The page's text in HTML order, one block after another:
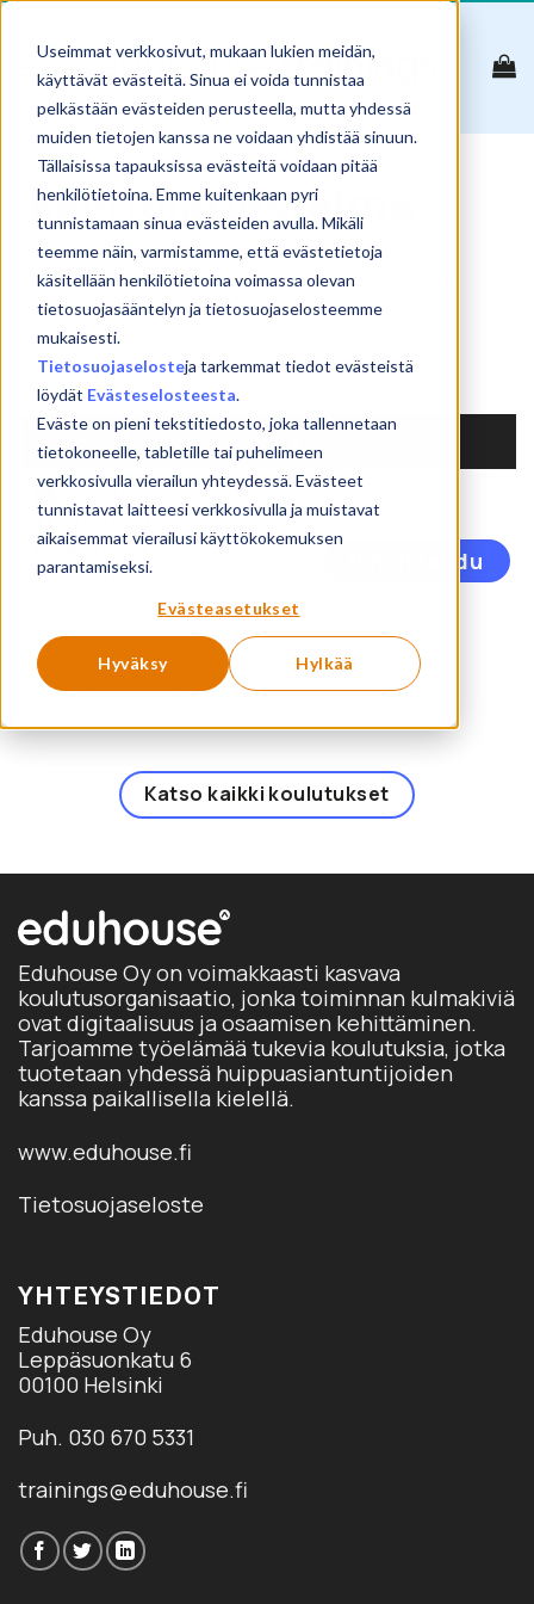
Useimmat verkkosivut, mukaan lukien meidän,
käyttävät evästeitä. Sinua ei voida tunnistaa
pelkästään evästeiden perusteella, mutta yhdessä
muiden tietojen kanssa ne voidaan yhdistää sinuun.
Tällaisissa tapauksissa evästeitä voidaan pitää
henkilötietoina. Emme kuitenkaan pyri
tunnistamaan sinua evästeiden avulla. Mikäli
teemme näin, varmistamme, että evästetietoja
käsitellään henkilötietoina voimassa olevan
tietosuojasääntelyn ja tietosuojaselosteemme
mukaisesti.
Tietosuojaselosteja tarkemmat tiedot evästeistä
löydät Evästeselosteesta.
Eväste on pieni tekstitiedosto, joka tallennetaan
tietokoneelle, tabletille tai puhelimeen
verkkosivulla vierailun yhteydessä. Evästeet
tunnistavat laitteesi verkkosivulla ja muistavat
aikaisemmat vierailusi käyttökokemuksen
parantamiseksi.
Evästeasetukset
Hyväksy Hylkää
Skip
content
käyttöjärjestelmä
Show
Search:
NIMI
HINTA
Windows
11 – uutuudet
ja älykkäät
toiminnot
tehokäyttöön
Ilmoittaudu
Showing 1 to 1 of 1 products
Katso kaikki koulutukset
Eduhouse Oy on voimakkaasti kasvava
koulutusorganisaatio, jonka toiminnan kulmakiviä
ovat digitaalisuus ja osaamisen kehittäminen.
Tarjoamme työelämää tukevia koulutuksia, jotka
tuotetaan yhdessä huippuasiantuntijoiden
kanssa paikallisella kielellä.
www.eduhouse.fi
Tietosuojaseloste
YHTEYSTIEDOT
Eduhouse Oy
Leppäsuonkatu 6
00100 Helsinki
Puh. 030 670 5331
trainings@eduhouse.fi